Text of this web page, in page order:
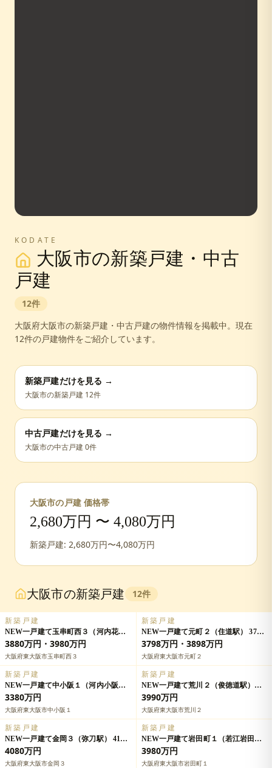
KODATE
大阪市の新築戸建・中古
戸建
12件
大阪府大阪市の新築戸建・中古戸建の物件情報を掲載中。 現在
12件の戸建物件をご紹介しています。
新築戸建だけを見る →
大阪市の新築戸建 12件
中古戸建だけを見る →
大阪市の中古戸建0件
大阪市の戸建 価格帯
2,680万円 〜 4,080万円
新築戸建: 2,680万円〜4,080万円
大阪市の新築戸建 12件
新築戸建
NEW一戸建て玉串町西３（河内花園
駅） 3880万円・3980万円の詳細情報
3880万円・3980万円
大阪府東大阪市玉串町西３
新築戸建
NEW一戸建て元町２（住道駅） 3798
万円・3898万円の詳細情報
3798万円・3898万円
大阪府東大阪市元町２
新築戸建
NEW一戸建て中小阪１（河内小阪
駅） 3380万円の詳細情報
3380万円
大阪府東大阪市中小阪１
新築戸建
NEW一戸建て荒川２（俊徳道駅）
3990万円の詳細情報
3990万円
大阪府東大阪市荒川２
新築戸建
NEW一戸建て金岡３（弥刀駅） 4180
万円の詳細情報
4080万円
大阪府東大阪市金岡３
新築戸建
NEW一戸建て岩田町１（若江岩田
駅） 3980万円の詳細情報
3980万円
大阪府東大阪市岩田町１